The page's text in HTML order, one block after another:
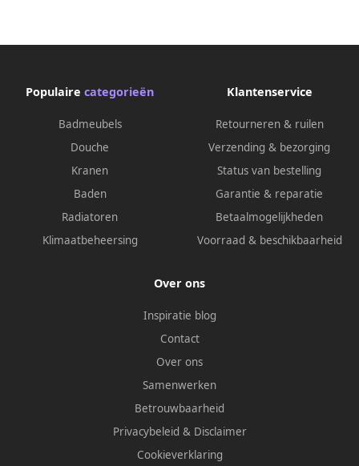
Populaire categorieën
Badmeubels
Douche
Kranen
Baden
Radiatoren
Klimaatbeheersing
Klantenservice
Retourneren & ruilen
Verzending & bezorging
Status van bestelling
Garantie & reparatie
Betaalmogelijkheden
Voorraad & beschikbaarheid
Over ons
Inspiratie blog
Contact
Over ons
Samenwerken
Betrouwbaarheid
Privacybeleid & Disclaimer
Cookieverklaring